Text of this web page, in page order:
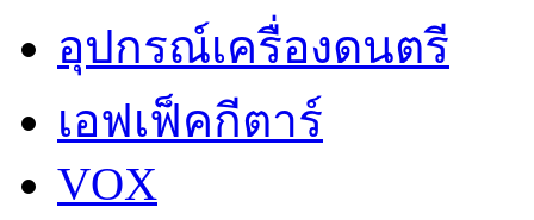
อุปกรณ์เครื่องดนตรี
เอฟเฟ็คกีตาร์
VOX